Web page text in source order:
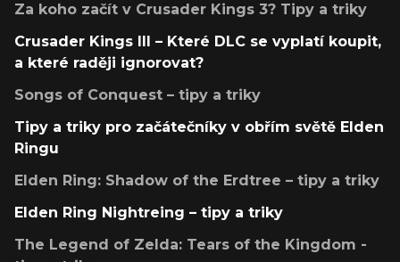
Za koho začít v Crusader Kings 3? Tipy a triky
Crusader Kings III – Které DLC se vyplatí koupit,
a které raději ignorovat?
Songs of Conquest – tipy a triky
Tipy a triky pro začátečníky v obřím světě Elden
Ringu
Elden Ring: Shadow of the Erdtree – tipy a triky
Elden Ring Nightreing – tipy a triky
The Legend of Zelda: Tears of the Kingdom -